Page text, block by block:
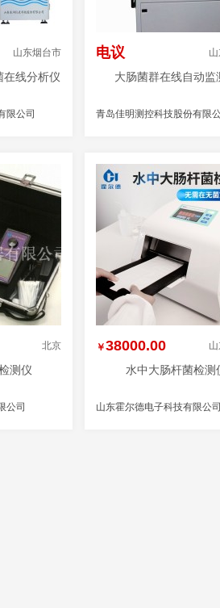
山东烟台市
在线分析仪
限公司
电议
大肠菌群在线自动监
青岛佳明测控科技股份有限
北京
测仪
公司
￥38000.00
水中大肠杆菌检测
山东霍尔德电子科技有限公司